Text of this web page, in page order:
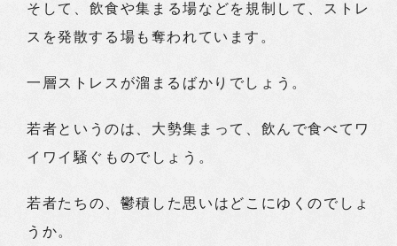
そして、飲食や集まる場などを規制して、ストレ
スを発散する場も奪われています。
一層ストレスが溜まるばかりでしょう。
若者というのは、大勢集まって、飲んで食べてワ
イワイ騒ぐものでしょう。
若者たちの、鬱積した思いはどこにゆくのでしょ
うか。